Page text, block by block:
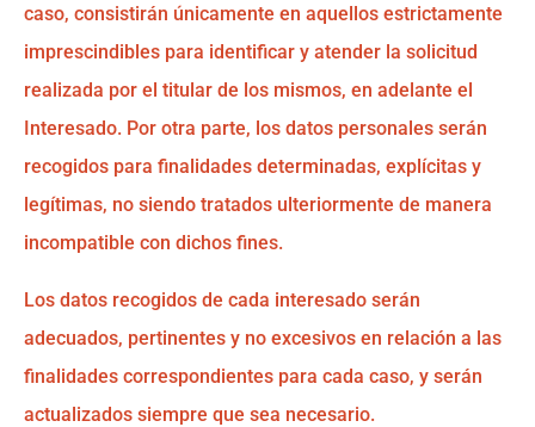
caso, consistirán únicamente en aquellos estrictamente
imprescindibles para identificar y atender la solicitud
realizada por el titular de los mismos, en adelante el
Interesado. Por otra parte, los datos personales serán
recogidos para finalidades determinadas, explícitas y
legítimas, no siendo tratados ulteriormente de manera
incompatible con dichos fines.
Los datos recogidos de cada interesado serán
adecuados, pertinentes y no excesivos en relación a las
finalidades correspondientes para cada caso, y serán
actualizados siempre que sea necesario.